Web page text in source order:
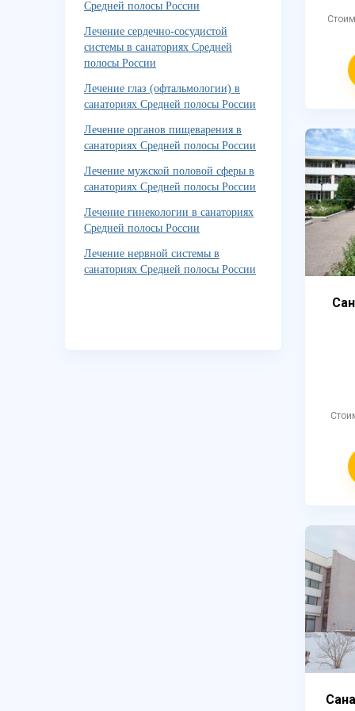
Средней полосы России
Лечение сердечно-сосудистой
системы в санаториях Средней
полосы России
Лечение глаз (офтальмологии) в
санаториях Средней полосы России
Лечение органов пищеварения в
санаториях Средней полосы России
Лечение мужской половой сферы в
санаториях Средней полосы России
Лечение гинекологии в санаториях
Средней полосы России
Лечение нервной системы в
санаториях Средней полосы России